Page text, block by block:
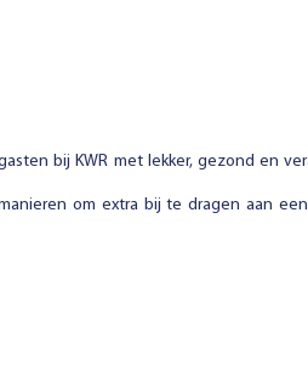
bij KWR met lekker, gezond en
om extra bij te dragen aan